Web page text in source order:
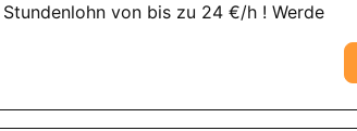
von bis zu 24 €/h ! Werde